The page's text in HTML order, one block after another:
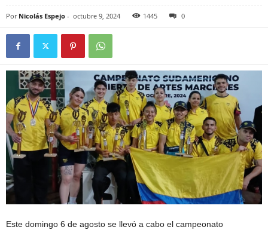
Por Nicolás Espejo - octubre 9, 2024 1445 0
Este domingo 6 de agosto se llevó a cabo el campeonato